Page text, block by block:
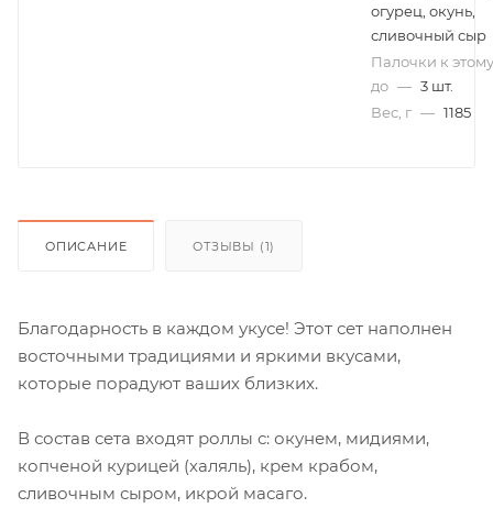
огурец, окунь,
сливочный сыр
Палочки к
до — 3 шт.
Вес, г — 1185
ОПИСАНИЕ ОТЗЫВЫ (1)
Благодарность в каждом укусе! Этот сет наполнен
восточными традициями и яркими вкусами,
которые порадуют ваших близких.
В состав сета входят роллы с: окунем, мидиями,
копченой курицей (халяль), крем крабом,
сливочным сыром, икрой масаго.